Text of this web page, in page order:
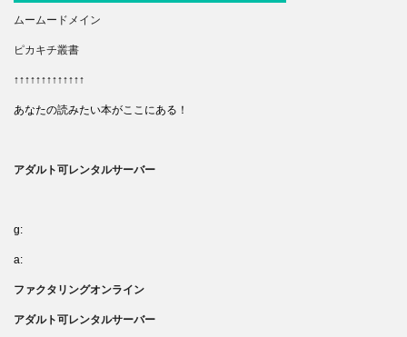
ムームードメイン
ピカキチ叢書
↑↑↑↑↑↑↑↑↑↑↑↑↑
あなたの読みたい本がここにある！
アダルト可レンタルサーバー
g:
a:
ファクタリングオンライン
アダルト可レンタルサーバー